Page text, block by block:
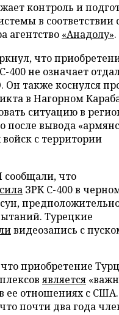
контроль и
в соответствии
агентство «Анадолу».
что
400 не означает
Он также коснулся
в Нагорном
ситуацию в
после вывода
с территории
что
ЗРК С-400 в
Турецкие
видеозапись с
приобретение
является
ее отношениях с
почти два года